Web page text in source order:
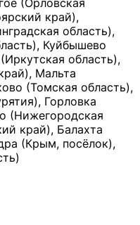
(Орловская
край),
область),
Куйбышево
область),
Мальта
(Томская область),
Горловка
(Нижегородская
край), Балахта
(Крым, посёлок),